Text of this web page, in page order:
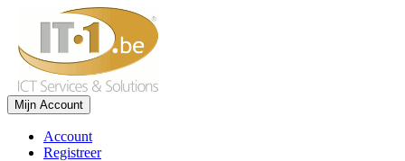
Mijn Account
Account
Registreer